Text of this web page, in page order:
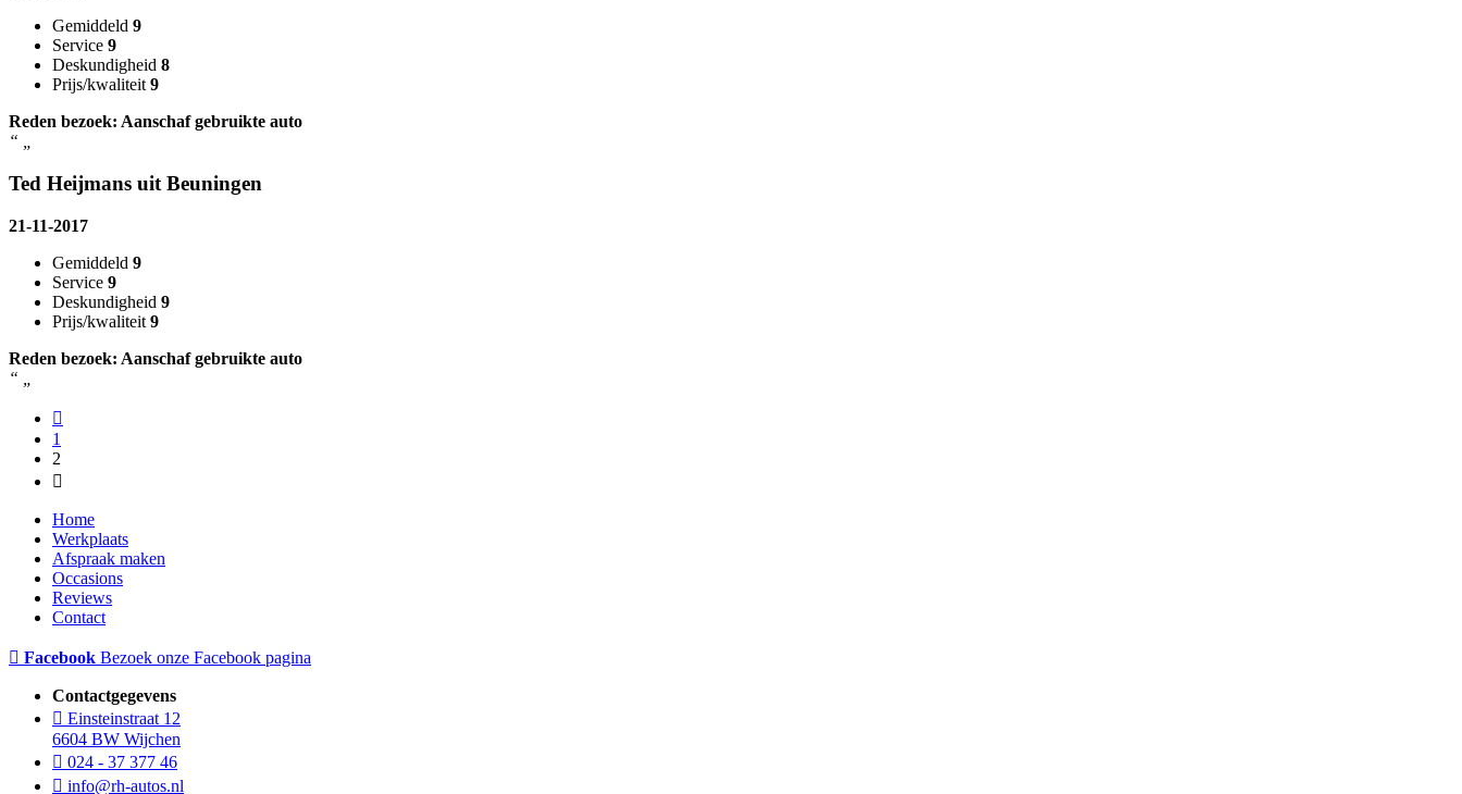
Gemiddeld 9
Service 9
Deskundigheid 8
Prijs/kwaliteit 9
Reden bezoek: Aanschaf gebruikte auto
“ „
Ted Heijmans uit Beuningen
21-11-2017
Gemiddeld 9
Service 9
Deskundigheid 9
Prijs/kwaliteit 9
Reden bezoek: Aanschaf gebruikte auto
“
1
2
Home
Werkplaats
Afspraak maken
Occasions
Reviews
Contact
Facebook Bezoek onze Facebook pagina
Contactgegevens
Einsteinstraat 12
6604 BW Wijchen
024 - 37 377 46
info@rh-autos.nl